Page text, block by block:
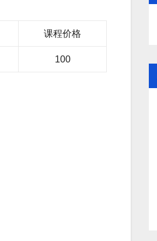
课程价格
100